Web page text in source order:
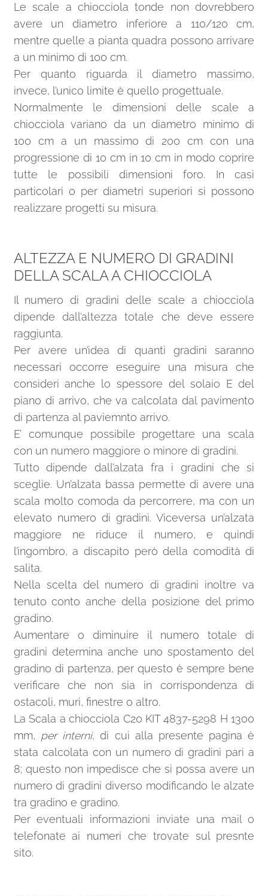
Le scale a chiocciola tonde non dovrebbero
avere un diametro inferiore a 110/120 cm,
mentre quelle a pianta quadra possono arrivare
a un minimo di 100 cm.
Per quanto riguarda il diametro massimo,
invece, l’unico limite è quello progettuale.
Normalmente le dimensioni delle scale a
chiocciola variano da un diametro minimo di
100 cm a un massimo di 200 cm con una
progressione di 10 cm in 10 cm in modo coprire
tutte le possibili dimensioni foro. In casi
particolari o per diametri superiori si possono
realizzare progetti su misura.
ALTEZZA E NUMERO DI GRADINI
DELLA SCALA A CHIOCCIOLA
Il numero di gradini delle scale a chiocciola
dipende dall’altezza totale che deve essere
raggiunta.
Per avere un’idea di quanti gradini saranno
necessari occorre eseguire una misura che
consideri anche lo spessore del solaio E del
piano di arrivo, che va calcolata dal pavimento
di partenza al paviemnto arrivo.
E’ comunque possibile progettare una scala
con un numero maggiore o minore di gradini.
Tutto dipende dall’alzata fra i gradini che si
sceglie. Un’alzata bassa permette di avere una
scala molto comoda da percorrere, ma con un
elevato numero di gradini. Viceversa un’alzata
maggiore ne riduce il numero, e quindi
l’ingombro, a discapito però della comodità di
salita.
Nella scelta del numero di gradini inoltre va
tenuto conto anche della posizione del primo
gradino.
Aumentare o diminuire il numero totale di
gradini determina anche uno spostamento del
gradino di partenza, per questo è sempre bene
verificare che non sia in corrispondenza di
ostacoli, muri, finestre o altro.
La Scala a chiocciola C20 KIT 4837-5298 H 1300
mm, per interni, di cui alla presente pagina è
stata calcolata con un numero di gradini pari a
8; questo non impedisce che si possa avere un
numero di gradini diverso modificando le alzate
tra gradino e gradino.
Per eventuali informazioni inviate una mail
o
telefonate ai numeri che trovate sul presnte
sito.